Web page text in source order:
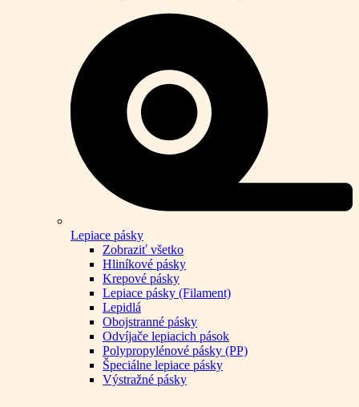
Lepiace pásky
Zobraziť všetko
Hliníkové pásky
Krepové pásky
Lepiace pásky (Filament)
Lepidlá
Obojstranné pásky
Odvíjače lepiacich pások
Polypropylénové pásky (PP)
Špeciálne lepiace pásky
Výstražné pásky